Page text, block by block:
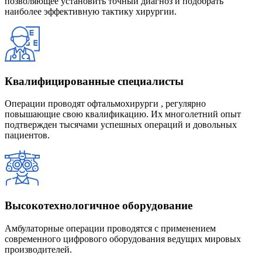
наиболее эффективную тактику хирургии.
Квалифицированные специалисты
Операции проводят офтальмохирурги , регулярно
повышающие свою квалификацию. Их многолетний опыт
подтвержден тысячами успешных операций и довольных
пациентов.
Высокотехнологичное оборудование
Амбулаторные операции проводятся с применением
современного цифрового оборудования ведущих мировых
производителей.